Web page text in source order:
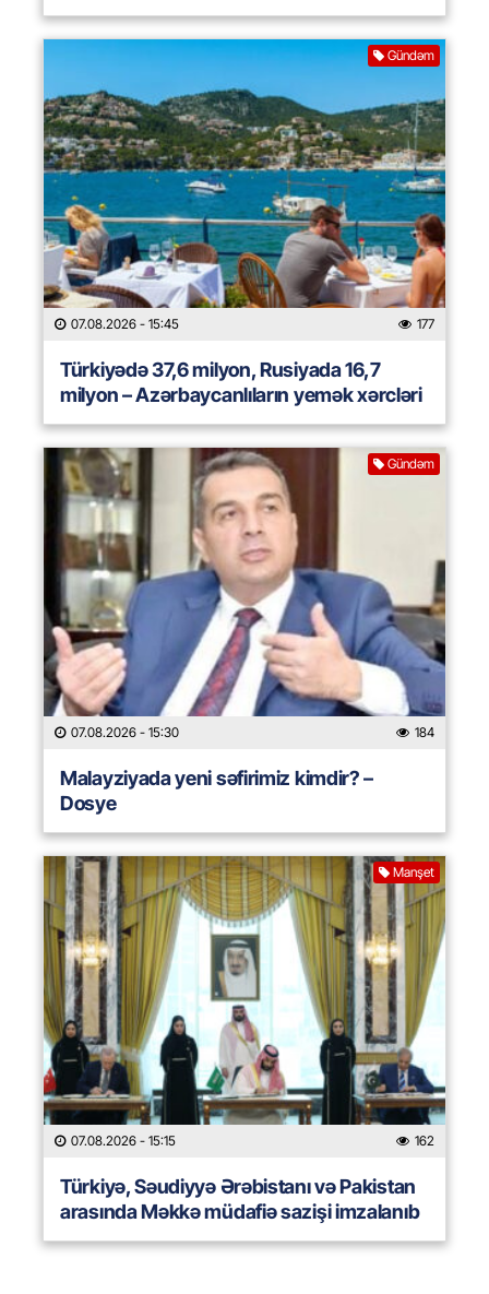
Gündəm
07.08.2026 - 15:45 177
Türkiyədə 37,6 milyon, Rusiyada 16,7
milyon – Azərbaycanlıların yemək xərcləri
Gündəm
07.08.2026 - 15:30 184
Malayziyada yeni səfirimiz kimdir? –
Dosye
Manşet
07.08.2026 - 15:15 162
Türkiyə, Səudiyyə Ərəbistanı və Pakistan
arasında Məkkə müdafiə sazişi imzalanıb